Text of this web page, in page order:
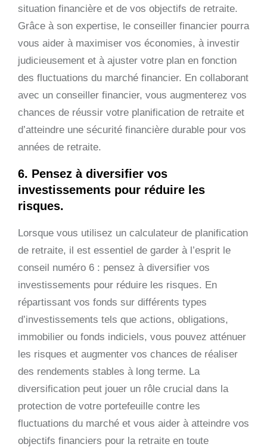
situation financière et de vos objectifs de retraite.
Grâce à son expertise, le conseiller financier pourra
vous aider à maximiser vos économies, à investir
judicieusement et à ajuster votre plan en fonction
des fluctuations du marché financier. En collaborant
avec un conseiller financier, vous augmenterez vos
chances de réussir votre planification de retraite et
d’atteindre une sécurité financière durable pour vos
années de retraite.
6. Pensez à diversifier vos
investissements pour réduire les
risques.
Lorsque vous utilisez un calculateur de planification
de retraite, il est essentiel de garder à l’esprit le
conseil numéro 6 : pensez à diversifier vos
investissements pour réduire les risques. En
répartissant vos fonds sur différents types
d’investissements tels que actions, obligations,
immobilier ou fonds indiciels, vous pouvez atténuer
les risques et augmenter vos chances de réaliser
des rendements stables à long terme. La
diversification peut jouer un rôle crucial dans la
protection de votre portefeuille contre les
fluctuations du marché et vous aider à atteindre vos
objectifs financiers pour la retraite en toute